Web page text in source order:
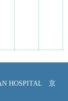
HOSPITAL
京